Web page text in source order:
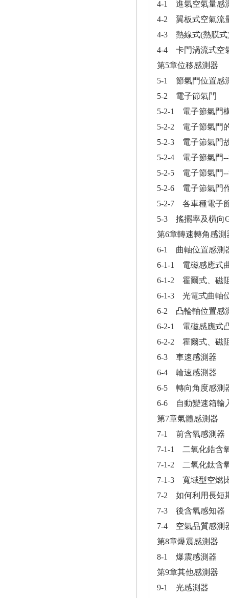
4-1 進氣空氣量感
4-2 翼板式空氣流
4-3 熱線式(熱膜式
4-4 卡門渦流式空
第5章位移感測器
5-1 節氣門位置感
5-2 電子節氣門
5-2-1 電子節氣門
5-2-2 電子節氣門
5-2-3 電子節氣門
5-2-4 電子節氣門--
5-2-5 電子節氣門--
5-2-6 電子節氣門
5-2-7 各車種電子
5-3 搖擺率及橫向
第6章轉速轉角感測
6-1 曲軸位置感測
6-1-1 電磁感應式
6-1-2 霍爾式、磁
6-1-3 光電式曲軸
6-2 凸輪軸位置感
6-2-1 電磁感應式
6-2-2 霍爾式、磁
6-3 車速感測器
6-4 輪速感測器
6-5 轉向角度感測
6-6 自動變速箱輸
第7章氣體感測器
7-1 前含氧感測器
7-1-1 二氧化鋯含
7-1-2 二氧化鈦含
7-1-3 寬域型空燃比
7-2 如何利用長短
7-3 後含氧感知器
7-4 空氣品質感測
第8章爆震感測器
8-1 爆震感測器
第9章其他感測器
9-1 光感測器